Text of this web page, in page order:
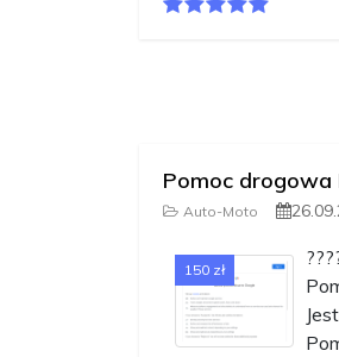
Pomoc drogowa
Auto-Moto
150 zł